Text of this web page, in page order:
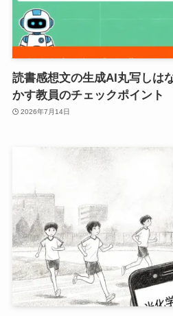
読書感想文の生成AI丸写しは
かす教員のチェックポイント
2026年7月14日